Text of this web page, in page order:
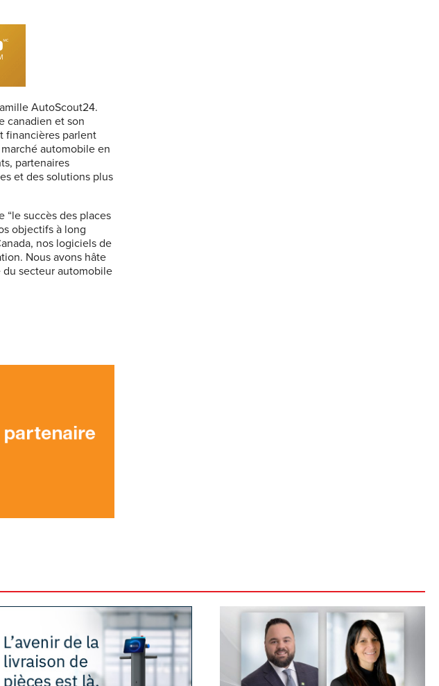
AutoScout24.
canadien et son
financières parlent
automobile en
partenaires
et des solutions plus
“le succès des places
objectifs à long
nos logiciels de
Nous avons hâte
du secteur automobile